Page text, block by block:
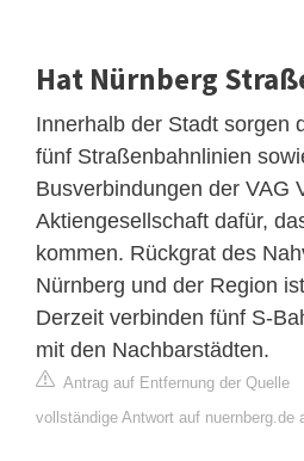
Hat Nürnberg
Innerhalb der Stadt sorgen
fünf Straßenbahnlinien
Busverbindungen der VAG
Aktiengesellschaft dafür,
kommen. Rückgrat des
Nürnberg und der Region
Derzeit verbinden fünf S-
mit den Nachbarstädten.
Antrag auf Entfernung der Quelle
vollständige Antwort auf nuernberg.de